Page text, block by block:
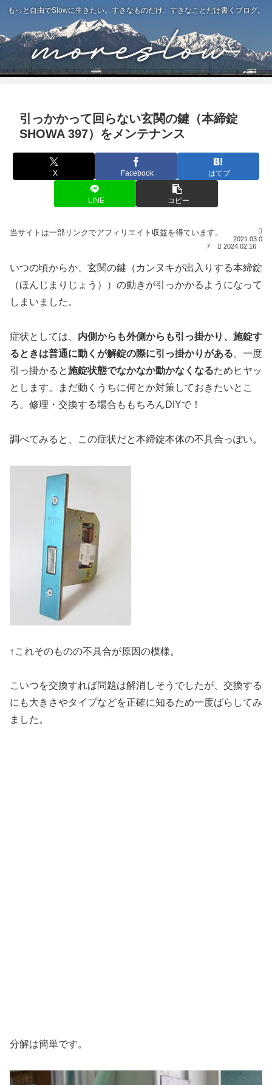
もっと自由でSlowに生きたい。すきなものだけ、すきなことだけ書くブログ。
引っかかって回らない玄関の鍵（本締錠
SHOWA 397）をメンテナンス
X Facebook はてブ
LINE コピー
2021.03.0
7
2024.02.16
いつの頃からか、玄関の鍵（カンヌキが出入りする本締錠
（ほんじまりじょう））の動きが引っかかるようになって
しまいました。
症状としては、 内側からも外側からも引っ掛かり、施錠す
るときは普通に動くが解錠の際に引っ掛かりがある。一度
引っ掛かると施錠状態でなかなか動かなくなるためヒヤッ
とします。まだ動くうちに何とか対策しておきたいとこ
ろ。修理・交換する場合ももちろんDIYで！
調べてみると、この症状だと本締錠本体の不具合っぽい。
↑これそのものの不具合が原因の模様。
こいつを交換すれば問題は解消しそうでしたが、交換する
にも大きさやタイプなどを正確に知るため一度ばらしてみ
ました。
分解は簡単です。